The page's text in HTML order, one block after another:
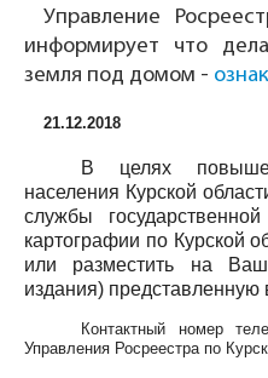
Управление
информирует что
земля под домом -
21.12.2018
В целях
населения Курской
службы
картографии по Курской
или разместить на
издания)
Контактный номер
Управления Росреестра по